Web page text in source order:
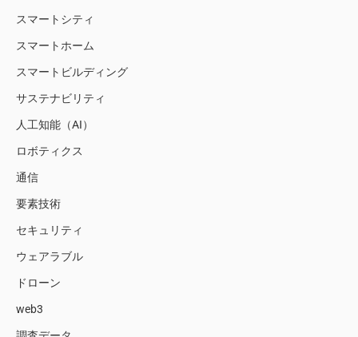
スマートシティ
スマートホーム
スマートビルディング
サステナビリティ
人工知能（AI）
ロボティクス
通信
要素技術
セキュリティ
ウェアラブル
ドローン
web3